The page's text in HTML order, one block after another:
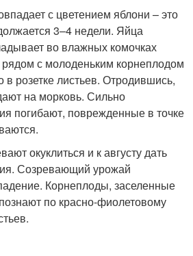
с цветением яблони – это
3–4 недели. Яйца
во влажных комочках
с молоденьким корнеплодом
в розетке листьев. Отродившись,
на морковь. Сильно
погибают, поврежденные в точке
окуклиться и к августу дать
Созревающий урожай
Корнеплоды, заселенные
по красно-фиолетовому